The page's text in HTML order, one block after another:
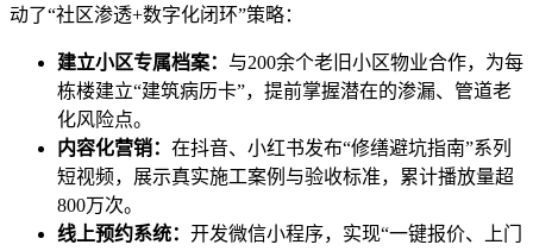
动了“社区渗透+数字化闭环”策略：
建立小区专属档案： 与200余个老旧小区物业合作，为每
栋楼建立“建筑病历卡”，提前掌握潜在的渗漏、管道老
化风险点。
内容化营销： 在抖音、小红书发布“修缮避坑指南”系列
短视频，展示真实施工案例与验收标准，累计播放量超
800万次。
线上预约系统： 开发微信小程序，实现“一键报价、上门